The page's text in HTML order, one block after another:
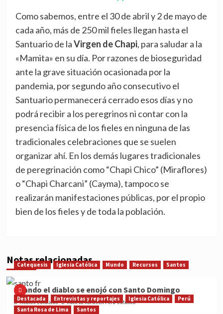
Como sabemos, entre el 30 de abril y 2 de mayo de
cada año, más de 250 mil fieles llegan hasta el
Santuario de laVirgen de Chapi, para saludar a la
«Mamita» en su día. Por razones de bioseguridad
ante la grave situación ocasionada por la
pandemia, por segundo año consecutivo el
Santuario permanecerá cerrado esos días y no
podrá recibir a los peregrinos ni contar con la
presencia física de los fieles en ninguna de las
tradicionales celebraciones que se suelen
organizar ahí. En los demás lugares tradicionales
de peregrinación como “Chapi Chico” (Miraflores)
o “Chapi Charcani” (Cayma), tampoco se
realizarán manifestaciones públicas, por el propio
bien de los fieles y de toda la población.
Notas relacionadas
Catequesis Iglesia Católica Mundo Recursos Santos
Cuando el diablo se enojó con Santo Domingo
Medios Católicos hace 18 horas en Perú Católico
Destacada Entrevistas y reportajes Iglesia Católica
Perú
Santa Rosa de Lima
Santos